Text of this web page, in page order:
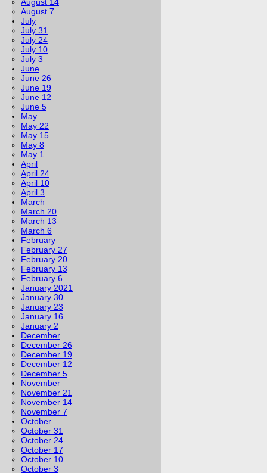
August 7
July
July 31
July 24
July 10
July 3
June
June 26
June 19
June 12
June 5
May
May 22
May 15
May 8
May 1
April
April 24
April 10
April 3
March
March 20
March 13
March 6
February
February 27
February 20
February 13
February 6
January 2021
January 30
January 23
January 16
January 2
December
December 26
December 19
December 12
December 5
November
November 21
November 14
November 7
October
October 31
October 24
October 17
October 10
October 3